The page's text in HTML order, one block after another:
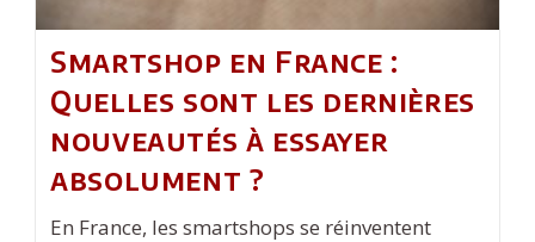
Smartshop en France :
Quelles sont les dernières
nouveautés à essayer
absolument ?
En France, les smartshops se réinventent